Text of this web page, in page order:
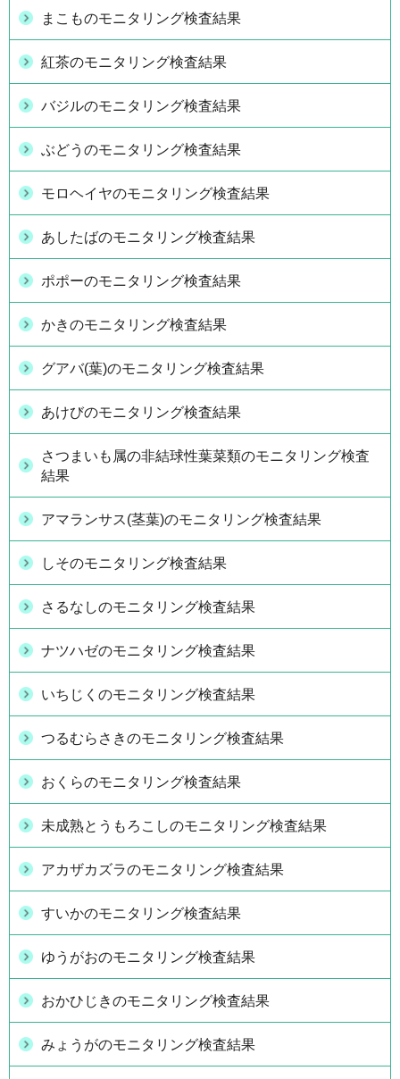
まこものモニタリング検査結果
紅茶のモニタリング検査結果
バジルのモニタリング検査結果
ぶどうのモニタリング検査結果
モロヘイヤのモニタリング検査結果
あしたばのモニタリング検査結果
ポポーのモニタリング検査結果
かきのモニタリング検査結果
グアバ(葉)のモニタリング検査結果
あけびのモニタリング検査結果
さつまいも属の非結球性葉菜類のモニタリング検査
結果
アマランサス(茎葉)のモニタリング検査結果
しそのモニタリング検査結果
さるなしのモニタリング検査結果
ナツハゼのモニタリング検査結果
いちじくのモニタリング検査結果
つるむらさきのモニタリング検査結果
おくらのモニタリング検査結果
未成熟とうもろこしのモニタリング検査結果
アカザカズラのモニタリング検査結果
すいかのモニタリング検査結果
ゆうがおのモニタリング検査結果
おかひじきのモニタリング検査結果
みょうがのモニタリング検査結果